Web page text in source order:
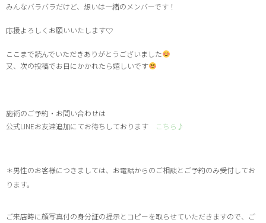
みんなバラバラだけど、想いは一緒のメンバーです！
応援よろしくお願いいたします♡
ここまで読んでいただきありがとうございました
又、次の投稿でお目にかかれたら嬉しいです
施術のご予約・お問い合わせは
公式LINEお友達追加にてお待ちしております こちら♪
＊男性のお客様につきましては、お電話からのご相談とご予約のみ受付してお
ります。
ご来店時に顔写真付の身分証の提示とコピーを取らせていただきますので、ご